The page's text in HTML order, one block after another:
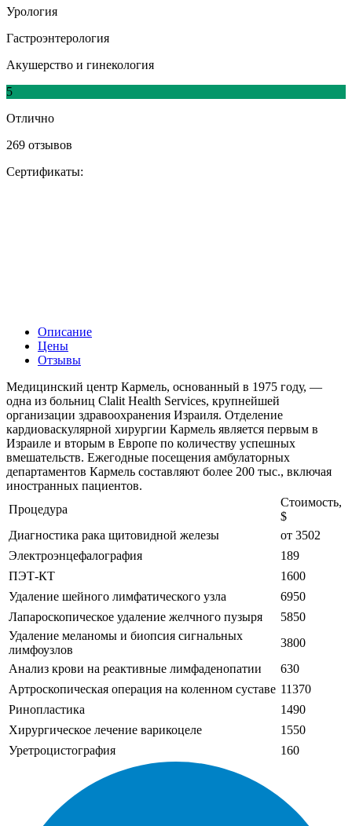
Урология
Гастроэнтерология
Акушерство и гинекология
5
Отлично
269 отзывов
Сертификаты:
Описание
Цены
Отзывы
Медицинский центр Кармель, основанный в 1975 году, —
одна из больниц Clalit Health Services, крупнейшей
организации здравоохранения Израиля. Отделение
кардиоваскулярной хирургии Кармель является первым в
Израиле и вторым в Европе по количеству успешных
вмешательств. Ежегодные посещения амбулаторных
департаментов Кармель составляют более 200 тыс., включая
иностранных пациентов.
Процедура
Стоимость,
$
Диагностика рака щитовидной железы
от 3502
Электроэнцефалография
189
ПЭТ-КТ
1600
Удаление шейного лимфатического узла
6950
Лапароскопическое удаление желчного пузыря
5850
Удаление меланомы и биопсия сигнальных
лимфоузлов
3800
Анализ крови на реактивные лимфаденопатии
630
Артроскопическая операция на коленном суставе 11370
Ринопластика
1490
Хирургическое лечение варикоцеле
1550
Уретроцистография
160